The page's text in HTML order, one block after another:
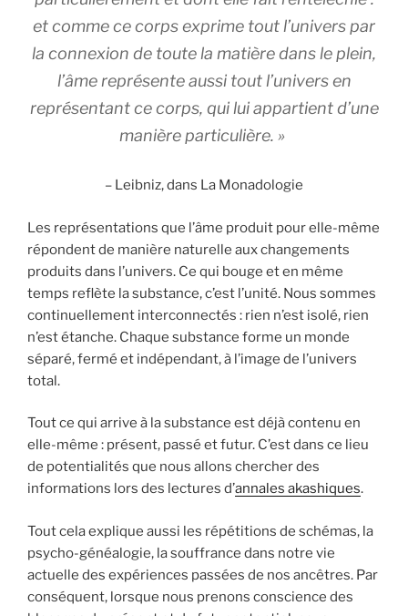
et comme ce corps exprime tout l’univers par
la connexion de toute la matière dans le plein,
l’âme représente aussi tout l’univers en
représentant ce corps, qui lui appartient d’une
manière particulière. »
– Leibniz, dans La Monadologie
Les représentations que l’âme produit pour elle-même
répondent de manière naturelle aux changements
produits dans l’univers. Ce qui bouge et en même
temps reflète la substance, c’est l’unité. Nous sommes
continuellement interconnectés : rien n’est isolé, rien
n’est étanche. Chaque substance forme un monde
séparé, fermé et indépendant, à l’image de l’univers
total.
Tout ce qui arrive à la substance est déjà contenu en
elle-même : présent, passé et futur. C’est dans ce lieu
de potentialités que nous allons chercher des
informations lors des lectures d’annales akashiques.
Tout cela explique aussi les répétitions de schémas, la
psycho-généalogie, la souffrance dans notre vie
actuelle des expériences passées de nos ancêtres. Par
conséquent, lorsque nous prenons conscience des